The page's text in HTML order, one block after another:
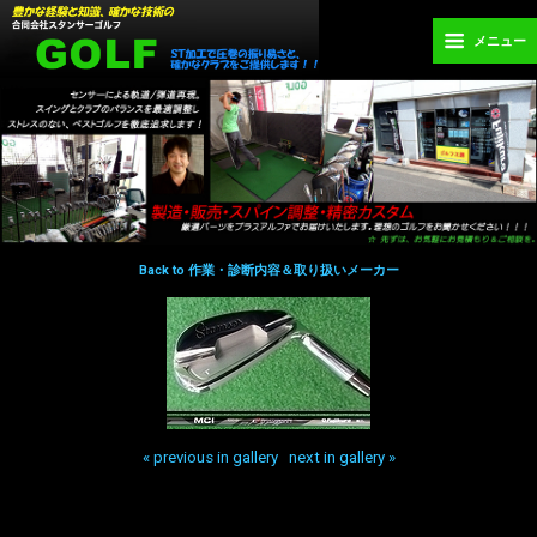
メニュー
Back to 作業・診断内容＆取り扱いメーカー
« previous in gallery next in gallery »